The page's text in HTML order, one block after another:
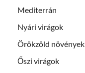
Mediterrán
Nyári virágok
Örökzöld növények
Őszi virágok